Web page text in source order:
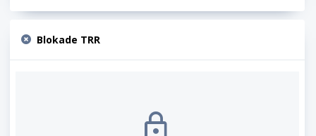
Blokade TRR